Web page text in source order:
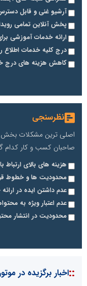
آرشیو غنی و قابل
پخش آنلاین تمامی
ارائه خدمات آموزشی
درج کلیه خدمات اطلاع
کاهش هزینه های درج
نظرسنجی
اصلی ترین مشکلات بخش
صاحبان کسب و کار کدام
هزینه های بالای ارتباط
محدودیت ها و خطوط
عدم داشتن ایده در
عدم اعتبار ویژه به
محدودیت در انتشار
::اخبار برگزیده در